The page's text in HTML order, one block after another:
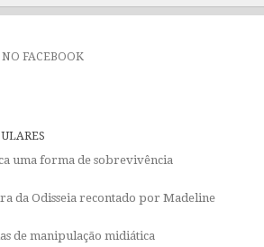
FACEBOOK
uma forma de sobrevivência
da Odisseia recontado por Madeline
de manipulação midiática